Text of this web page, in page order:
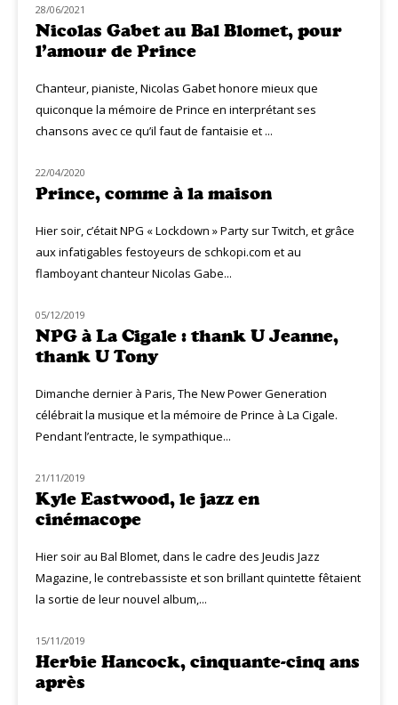
LIVE MUZIQ
28/06/2021
Nicolas Gabet au Bal Blomet, pour
l’amour de Prince
Chanteur, pianiste, Nicolas Gabet honore mieux que
quiconque la mémoire de Prince en interprétant ses
chansons avec ce qu’il faut de fantaisie et ...
LIVE MUZIQ
22/04/2020
Prince, comme à la maison
Hier soir, c’était NPG « Lockdown » Party sur Twitch, et grâce
aux infatigables festoyeurs de schkopi.com et au
flamboyant chanteur Nicolas Gabe...
LIVE MUZIQ
05/12/2019
NPG à La Cigale : thank U Jeanne,
thank U Tony
Dimanche dernier à Paris, The New Power Generation
célébrait la musique et la mémoire de Prince à La Cigale.
Pendant l’entracte, le sympathique...
LIVE MUZIQ
21/11/2019
Kyle Eastwood, le jazz en
cinémacope
Hier soir au Bal Blomet, dans le cadre des Jeudis Jazz
Magazine, le contrebassiste et son brillant quintette fêtaient
la sortie de leur nouvel album,...
LIVE MUZIQ
15/11/2019
Herbie Hancock, cinquante-cinq ans
après